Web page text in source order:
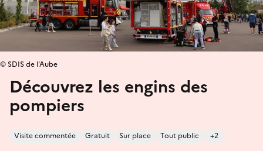
Découvrez les engins des
pompiers
Visite commentée Gratuit Sur place Tout public +2
© SDIS de l'Aube